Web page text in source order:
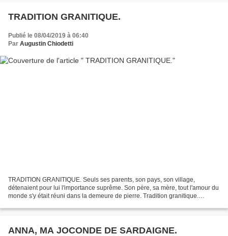
TRADITION GRANITIQUE.
Publié le 08/04/2019 à 06:40
Par Augustin Chiodetti
TRADITION GRANITIQUE. Seuls ses parents, son pays, son village,
détenaient pour lui l'importance suprême. Son père, sa mère, tout l'amour du
monde s'y était réuni dans la demeure de pierre. Tradition granitique.
ANNA, MA JOCONDE DE SARDAIGNE.